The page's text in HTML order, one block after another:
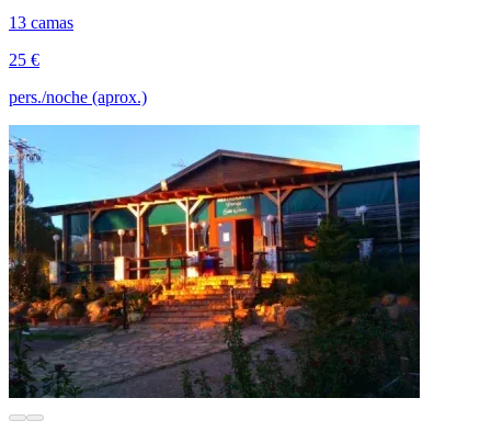
13 camas
25 €
pers./noche (aprox.)